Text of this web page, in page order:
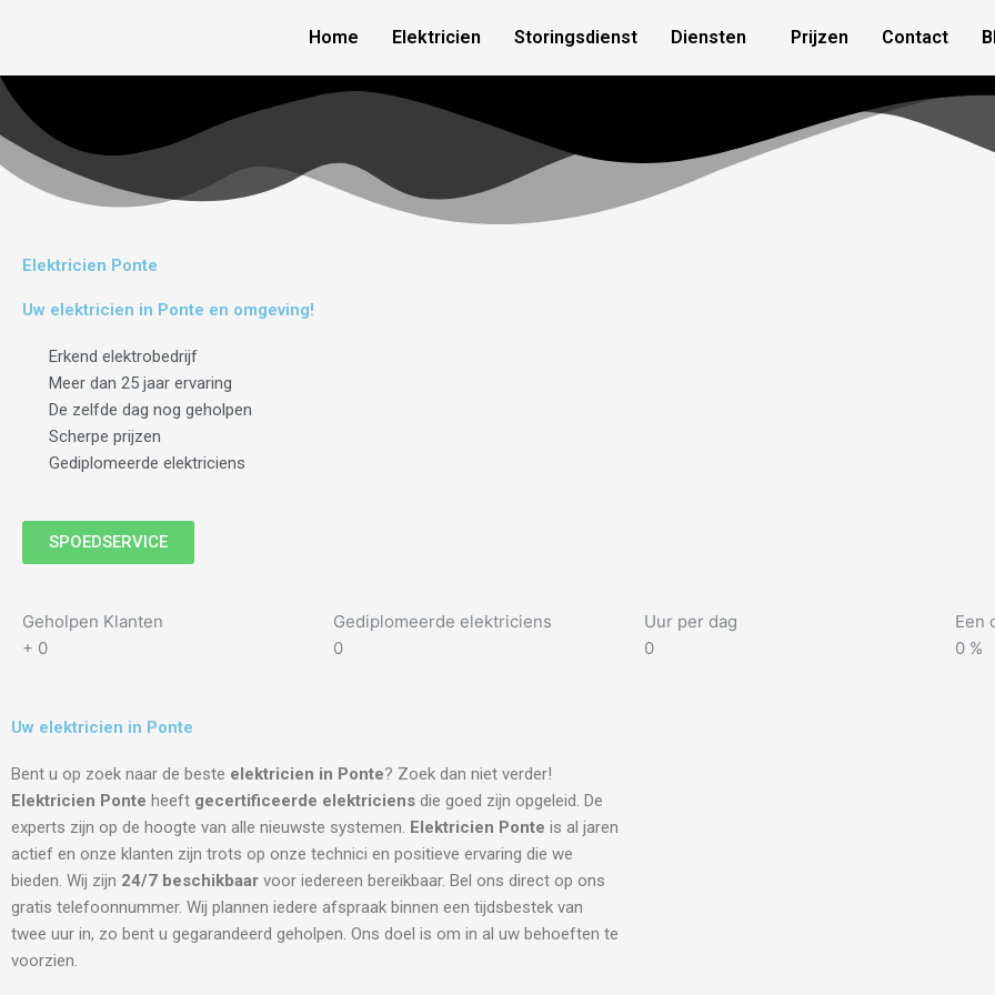
Home Elektricien Storingsdienst Diensten Prijzen Contact
Elektricien Ponte
Uw elektricien in Ponte en omgeving!
Erkend elektrobedrijf
Meer dan 25 jaar ervaring
De zelfde dag nog geholpen
Scherpe prijzen
Gediplomeerde elektriciens
SPOEDSERVICE
Geholpen Klanten
+ 0
Gediplomeerde elektriciens
0
Uur per dag
0
Een
0 %
Uw elektricien in Ponte
Bent u op zoek naar de beste elektricien in Ponte? Zoek dan niet verder!
Elektricien Ponte heeft gecertificeerde elektriciens die goed zijn opgeleid. De
experts zijn op de hoogte van alle nieuwste systemen. Elektricien Ponte is al jaren
actief en onze klanten zijn trots op onze technici en positieve ervaring die we
bieden. Wij zijn 24/7 beschikbaar voor iedereen bereikbaar. Bel ons direct op ons
gratis telefoonnummer. Wij plannen iedere afspraak binnen een tijdsbestek van
twee uur in, zo bent u gegarandeerd geholpen. Ons doel is om in al uw behoeften te
voorzien.